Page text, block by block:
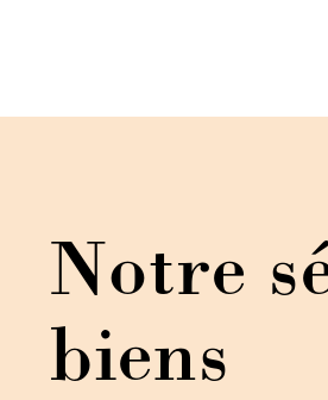
Notre
biens